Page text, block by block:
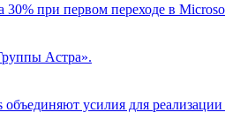
30% при первом переходе в
Астра».
усилия для